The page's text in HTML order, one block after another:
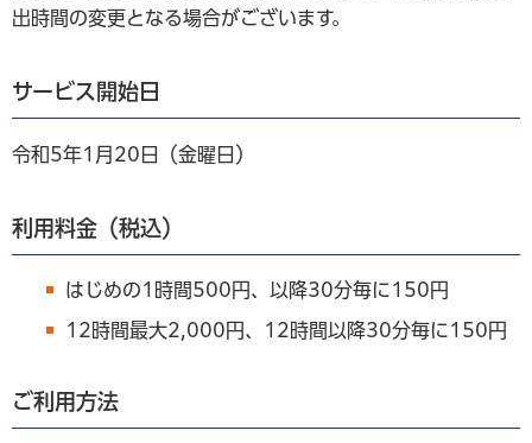
出時間の変更となる場合がございます。
サービス開始日
令和5年1月20日（金曜日）
利用料金（税込）
はじめの1時間500円、以降30分毎に150円
12時間最大2,000円、12時間以降30分毎に150円
ご利用方法